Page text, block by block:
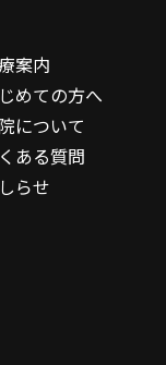
案内
めての方へ
について
ある質問
らせ